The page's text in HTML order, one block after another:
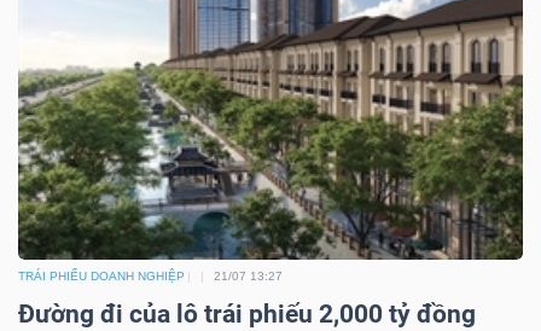
TRÁI PHIẾU DOANH NGHIỆP 21/07 13:27
Đường đi của lô trái phiếu 2,000 tỷ đồng
Truyền
thông
tài
chính